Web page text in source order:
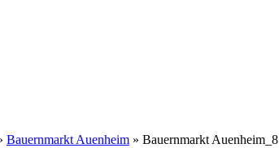
Bauernmarkt Auenheim » Bauernmarkt Auenheim_8